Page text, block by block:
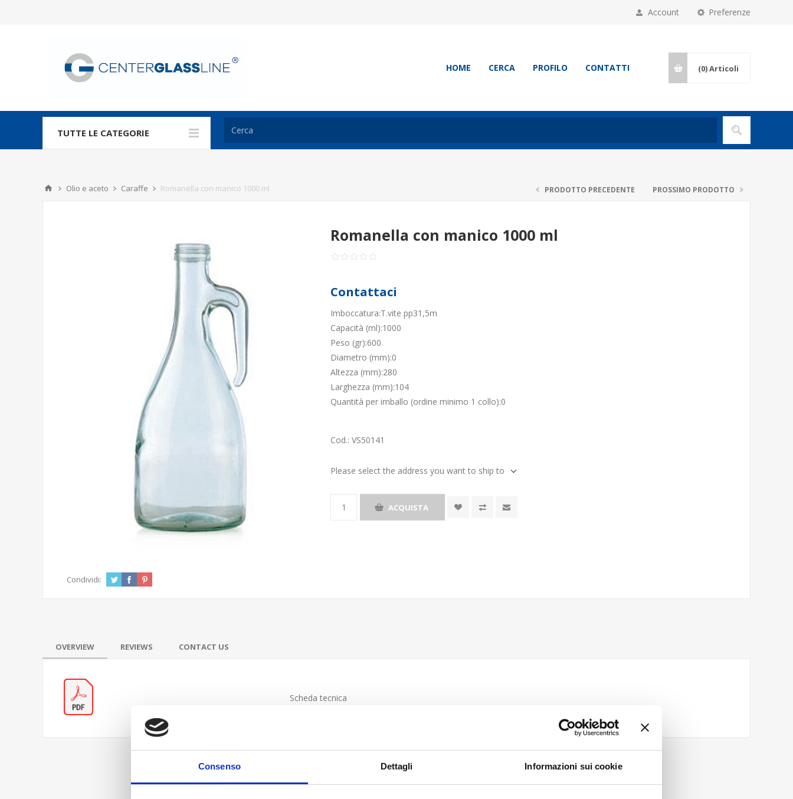
Consenso Dettagli Informazioni sui cookie
Preferenze
Account
HOME CERCA PROFILO CONTATTI (0)Articoli
TUTTE LE CATEGORIE
Olio e aceto Caraffe Romanella con manico 1000 ml PRODOTTO PRECEDENTE PROSSIMO PRODOTTO
Romanella con manico 1000 ml
Contattaci
Imboccatura:T.vite pp31,5m
Capacità (ml):1000
Peso (gr):600
Diametro (mm):0
Altezza (mm):280
Larghezza (mm):104
Quantità per imballo (ordine minimo 1 collo):0
Cod.: VS50141
Please select the address you want to ship to
ACQUISTA
Condividi:
OVERVIEW REVIEWS CONTACT US
Scheda tecnica